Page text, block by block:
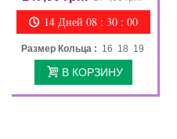
14 Дней 08 : 29 : 58
Размер Кольца : 16 18 19
В КОРЗИНУ